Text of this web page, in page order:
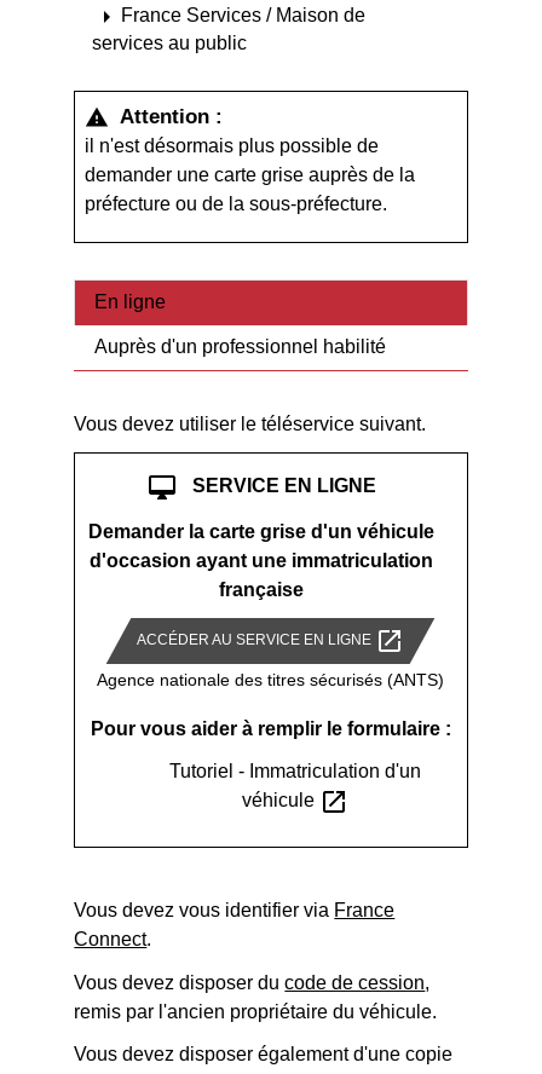
arrow_right
France Services / Maison de
services au public
warning Attention :
il n'est désormais plus possible de
demander une carte grise auprès de la
préfecture ou de la sous-préfecture.
En ligne
Auprès d'un professionnel habilité
Vous devez utiliser le téléservice suivant.
desktop_mac SERVICE EN LIGNE
Demander la carte grise d'un véhicule
d'occasion ayant une immatriculation
française
ACCÉDER AU SERVICE EN LIGNE open_in_new
Agence nationale des titres sécurisés (ANTS)
Pour vous aider à remplir le formulaire :
Tutoriel - Immatriculation d'un
véhicule open_in_new
Vous devez vous identifier via France
Connect.
Vous devez disposer ducode de cession,
remis par l'ancien propriétaire du véhicule.
Vous devez disposer également d'une copie